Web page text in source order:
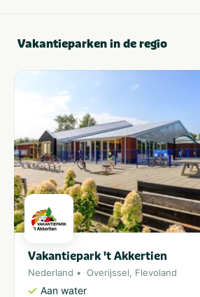
Vakantieparken in de regio
Vakantiepark 't Akkertien
Nederland Overijssel, Flevoland
Aan water